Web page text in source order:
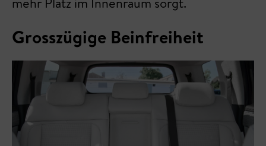
Grosszügige Beinfreiheit